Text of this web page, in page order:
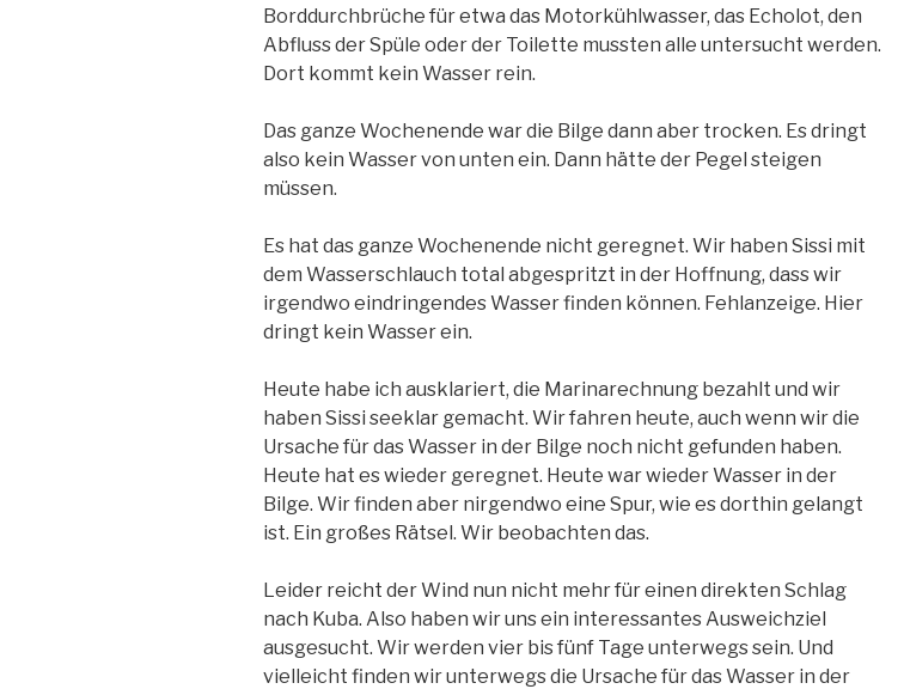
Borddurchbrüche für etwa das Motorkühlwasser, das Echolot, den
Abfluss der Spüle oder der Toilette mussten alle untersucht werden.
Dort kommt kein Wasser rein.
Das ganze Wochenende war die Bilge dann aber trocken. Es dringt
also kein Wasser von unten ein. Dann hätte der Pegel steigen
müssen.
Es hat das ganze Wochenende nicht geregnet. Wir haben Sissi mit
dem Wasserschlauch total abgespritzt in der Hoffnung, dass wir
irgendwo eindringendes Wasser finden können. Fehlanzeige. Hier
dringt kein Wasser ein.
Heute habe ich ausklariert, die Marinarechnung bezahlt und wir
haben Sissi seeklar gemacht. Wir fahren heute, auch wenn wir die
Ursache für das Wasser in der Bilge noch nicht gefunden haben.
Heute hat es wieder geregnet. Heute war wieder Wasser in der
Bilge. Wir finden aber nirgendwo eine Spur, wie es dorthin gelangt
ist. Ein großes Rätsel. Wir beobachten das.
Leider reicht der Wind nun nicht mehr für einen direkten Schlag
nach Kuba. Also haben wir uns ein interessantes Ausweichziel
ausgesucht. Wir werden vier bis fünf Tage unterwegs sein. Und
vielleicht finden wir unterwegs die Ursache für das Wasser in der